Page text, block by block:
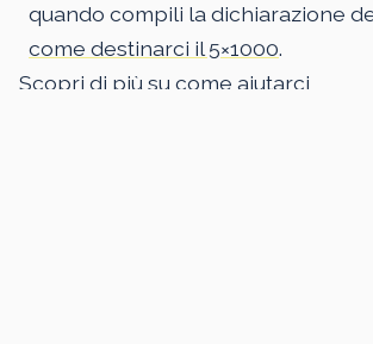
quando compili la dichiarazione
come destinarci il 5×1000.
Scopri di più su come aiutarci